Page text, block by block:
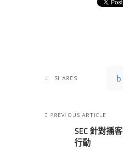
SHARES
PREVIOUS ARTICLE
SEC 針對播
行動